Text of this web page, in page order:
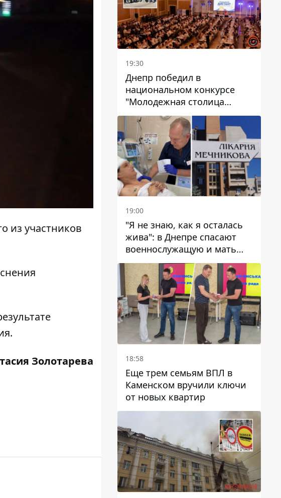
из участников
.
Золотарева
19:30
Днепр победил в
национальном конкурсе
"Молодежная столица
Украины – 2026"
19:00
"Я не знаю, как я осталась
жива": в Днепре спасают
военнослужащую и мать
четверых детей, которую
ранил КАБ
18:58
Еще трем семьям ВПЛ в
Каменском вручили ключи
от новых квартир